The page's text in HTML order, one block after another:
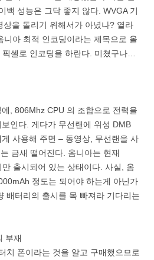
백 성능은 그닥 좋지 않다. WVGA 기
상을 돌리기 위해서가 아녔나? 열라
니아 최적 인코딩이라는 제목으로 올
셀로 인코딩을 하란다. 미쳤구나…
, 806Mhz CPU 의 조합으로 전력을
인다. 게다가 무선랜에 위성 DMB
사용해 주면 – 동영상, 무선랜을 사
금새 떨어진다. 옴니아는 현재
출시되어 있는 상태이다. 사실, 옴
정도는 되어야 하는게 아닌가
배터리의 출시를 목 빠져라 기다리는
부재
치 폰이라는 것을 알고 구매했으므로